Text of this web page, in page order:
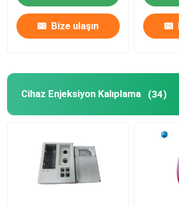
Bize ulaşın
Cihaz Enjeksiyon Kalıplama (34)